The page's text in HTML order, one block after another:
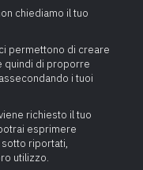
dalla
di riparto
chiediamo il tuo
permettono di creare
quindi di proporre
i tuoi
richiesto il tuo
esprimere
riportati,
utilizzo.